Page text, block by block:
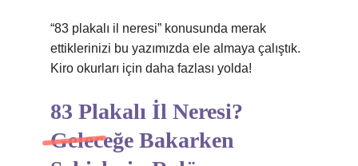
“83 plakalı il neresi” konusunda merak
ettiklerinizi bu yazımızda ele almaya çalıştık.
Kiro okurları için daha fazlası yolda!
83 Plakalı İl Neresi?
Geleceğe Bakarken